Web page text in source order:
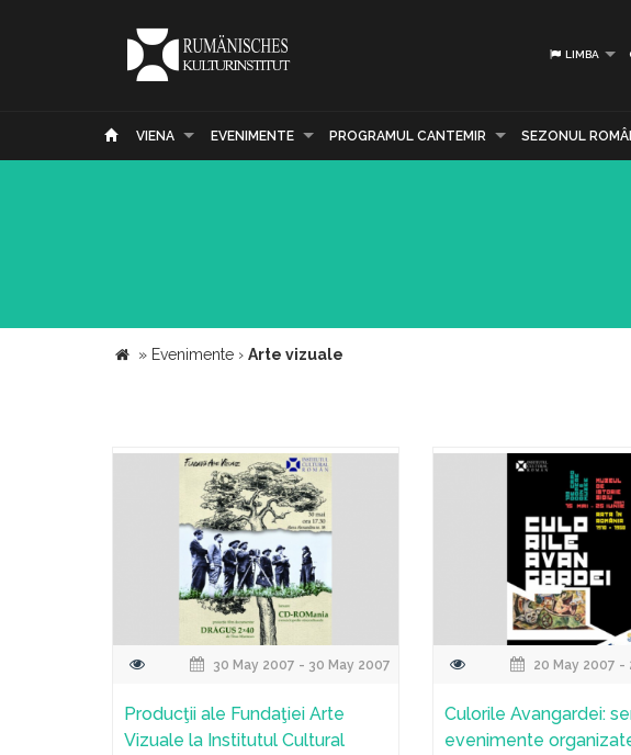
LIMBA
VIENA EVENIMENTE PROGRAMUL CANTEMIR SEZONUL
» Evenimente › Arte vizuale
30 May 2007 - 30 May 2007
Producţii ale Fundaţiei Arte
Vizuale la Institutul Cultural
20 May 2007 -
Culorile Avangardei:
evenimente